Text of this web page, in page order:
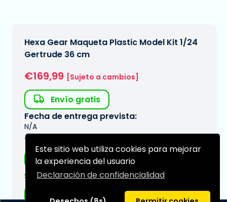
Este sitio web utiliza cookies para mejorar
la experiencia del usuario
Declaración de confidencialidad
Hexa Gear Maqueta Plastic Model Kit 1/24
Gertrude 36 cm
€169,99 [Sujeto a cambios]
Envío gratis
Fecha de entrega prevista:
N/A
Tipo:
Figuras de anime
Serie: